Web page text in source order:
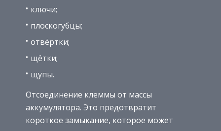
ключи;
плоскогубцы;
отвёртки;
щётки;
щупы.
Отсоединение клеммы от массы
аккумулятора. Это предотвратит
короткое замыкание, которое может